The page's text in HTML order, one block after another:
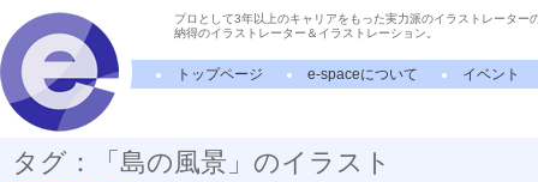
プロとして3年以上のキャリアをもった実力派のイラストレーター
納得のイラストレーター＆イラストレーション。
トップページ e-spaceについて イベント
タグ：「島の風景」のイラスト
楽天市場の風...